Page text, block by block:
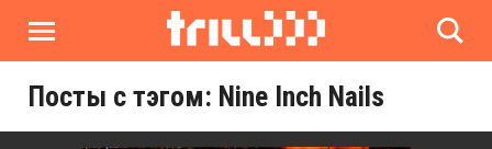
Посты с тэгом: Nine Inch Nails